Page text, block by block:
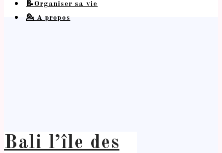
📝Organiser sa vie
💁 A propos
Bali l’île des